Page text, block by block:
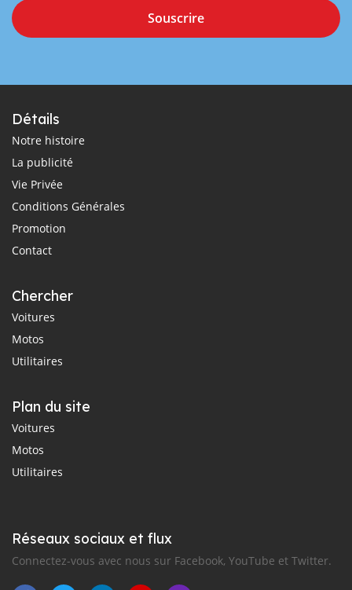
Souscrire
Détails
Notre histoire
La publicité
Vie Privée
Conditions Générales
Promotion
Contact
Chercher
Voitures
Motos
Utilitaires
Plan du site
Voitures
Motos
Utilitaires
Réseaux sociaux et flux
Connectez-vous avec nous sur Facebook, YouTube et Twitter.